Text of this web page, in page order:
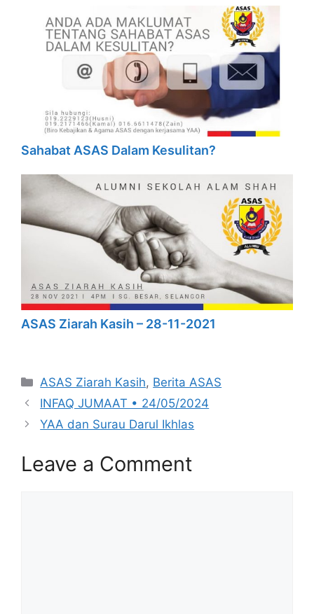
Sahabat ASAS Dalam Kesulitan?
ASAS Ziarah Kasih – 28-11-2021
Categories
ASAS Ziarah Kasih, Berita ASAS
INFAQ JUMAAT • 24/05/2024
YAA dan Surau Darul Ikhlas
Leave a Comment